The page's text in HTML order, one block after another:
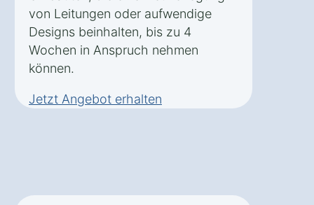
von Leitungen oder aufwendige
Designs beinhalten, bis zu 4
Wochen in Anspruch nehmen
können.
Jetzt Angebot erhalten